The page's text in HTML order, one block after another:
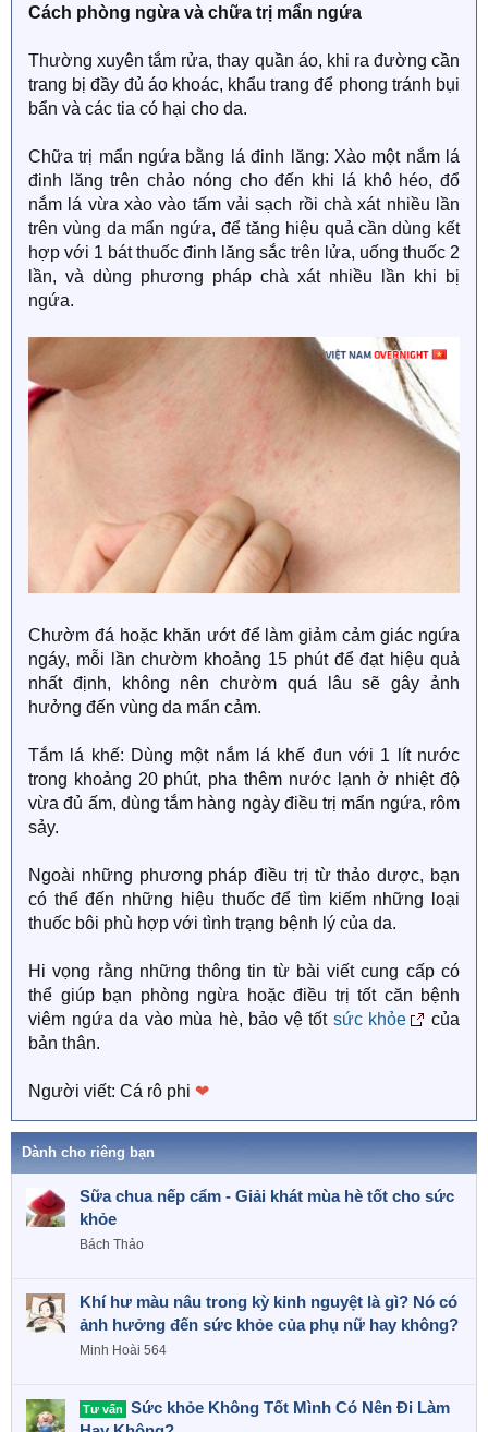
Cách phòng ngừa và chữa trị mẩn ngứa
Thường xuyên tắm rửa, thay quần áo, khi ra đường cần
trang bị đầy đủ áo khoác, khẩu trang để phong tránh bụi
bẩn và các tia có hại cho da.
Chữa trị mẩn ngứa bằng lá đinh lăng: Xào một nắm lá
đinh lăng trên chảo nóng cho đến khi lá khô héo, đổ
nắm lá vừa xào vào tấm vải sạch rồi chà xát nhiều lần
trên vùng da mẩn ngứa, để tăng hiệu quả cần dùng kết
hợp với 1 bát thuốc đinh lăng sắc trên lửa, uống thuốc 2
lần, và dùng phương pháp chà xát nhiều lần khi bị
ngứa.
Chườm đá hoặc khăn ướt để làm giảm cảm giác ngứa
ngáy, mỗi lần chườm khoảng 15 phút để đạt hiệu quả
nhất định, không nên chườm quá lâu sẽ gây ảnh
hưởng đến vùng da mẩn cảm.
Tắm lá khế: Dùng một nắm lá khế đun với 1 lít nước
trong khoảng 20 phút, pha thêm nước lạnh ở nhiệt độ
vừa đủ ấm, dùng tắm hàng ngày điều trị mẩn ngứa, rôm
sảy.
Ngoài những phương pháp điều trị từ thảo dược, bạn
có thể đến những hiệu thuốc để tìm kiếm những loại
thuốc bôi phù hợp với tình trạng bệnh lý của da.
Hi vọng rằng những thông tin từ bài viết cung cấp có
thể giúp bạn phòng ngừa hoặc điều trị tốt căn bệnh
viêm ngứa da vào mùa hè, bảo vệ tốt sức khỏe
của
bản thân.
Người viết: Cá rô phi ❤
Dành cho riêng bạn
Sữa chua nếp cẩm - Giải khát mùa hè tốt cho sức
khỏe
Bách Thảo
Khí hư màu nâu trong kỳ kinh nguyệt là gì? Nó có
ảnh hưởng đến sức khỏe của phụ nữ hay không?
Minh Hoài 564
Tư vấn
Sức khỏe Không Tốt Mình Có Nên Đi Làm